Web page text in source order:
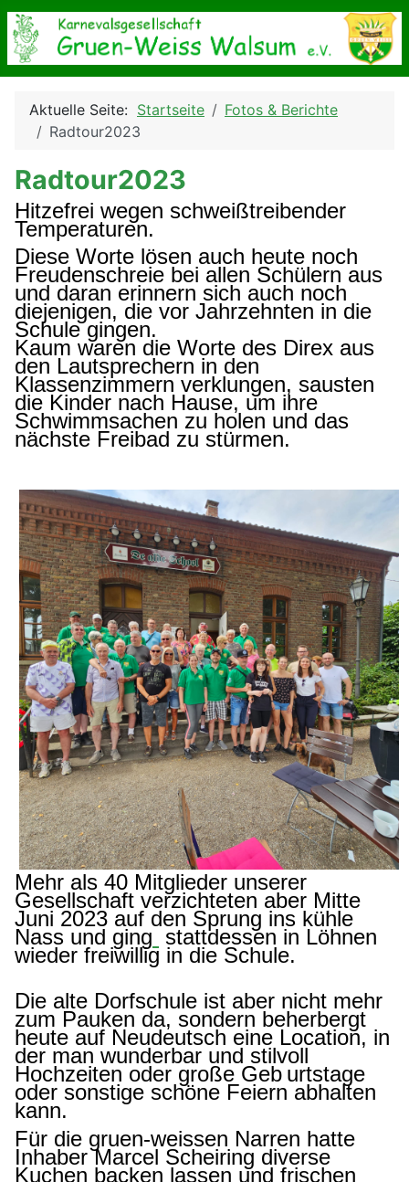
Aktuelle Seite: Startseite
Fotos & Berichte
Radtour2023
Radtour2023
Hitzefrei wegen schweißtreibender
Temperaturen.
Diese Worte lösen auch heute noch
Freudenschreie bei allen Schülern aus
und daran erinnern sich auch noch
diejenigen, die vor Jahrzehnten in die
Schule gingen.
Kaum waren die Worte des Direx aus
den Lautsprechern in den
Klassenzimmern verklungen, sausten
die Kinder nach Hause, um ihre
Schwimmsachen zu holen und das
nächste Freibad zu stürmen.
Mehr als 40 Mitglieder unserer
Gesellschaft verzichteten aber Mitte
Juni 2023 auf den Sprung ins kühle
Nass und ging stattdessen in Löhnen
wieder freiwillig in die Schule.
Die alte Dorfschule ist aber nicht mehr
zum Pauken da, sondern beherbergt
heute auf Neudeutsch eine Location, in
der man wunderbar und stilvoll
Hochzeiten oder große Geb urtstage
oder sonstige schöne Feiern abhalten
kann.
Für die gruen-weissen Narren hatte
Inhaber Marcel Scheiring diverse
Kuchen backen lassen und frischen